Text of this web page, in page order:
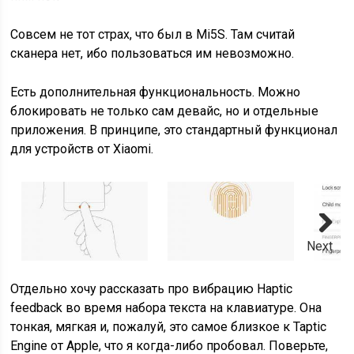
Совсем не тот страх, что был в Mi5S. Там считай
сканера нет, ибо пользоваться им невозможно.
Есть дополнительная функциональность. Можно
блокировать не только сам девайс, но и отдельные
приложения. В принципе, это стандартный функционал
для устройств от Xiaomi.
Next
Отдельно хочу рассказать про вибрацию Haptic
feedback во время набора текста на клавиатуре. Она
тонкая, мягкая и, пожалуй, это самое близкое к Taptic
Engine от Apple, что я когда-либо пробовал. Поверьте,